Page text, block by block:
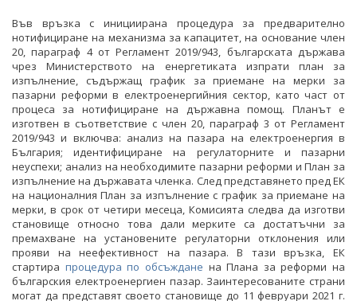
ЗА ОБЩЕСТВЕНО ОБСЪЖДАНЕ
ПРОЕКТИ ЗА ОБЩЕСТВЕНО ОБСЪЖДАНЕ
ЗАВЪРШИЛИ ПРОЦЕДУРИ ЗА ОБЩЕСТВЕНО
ОБСЪЖДАНЕ
ИНТЕРВЮТА
ПАРЛАМЕНТАРЕН КОНТРОЛ
ФОТОГАЛЕРИЯ
ВИДЕОГАЛЕРИЯ
Във връзка с инициирана процедура за предварително
нотифициране на механизма за капацитет, на основание член
20, параграф 4 от Регламент 2019/943, българската държава
чрез Министерството на енергетиката изпрати план за
изпълнение, съдържащ график за приемане на мерки за
пазарни реформи в електроенергийния сектор, като част от
процеса за нотифициране на държавна помощ. Планът е
изготвен в съответствие с член 20, параграф 3 от Регламент
2019/943 и включва: анализ на пазара на електроенергия в
България; идентифициране на регулаторните и пазарни
неуспехи; анализ на необходимите пазарни реформи и План за
изпълнение на държавата членка. След представянето пред ЕК
на националния План за изпълнение с график за приемане на
мерки, в срок от четири месеца, Комисията следва да изготви
становище относно това дали мерките са достатъчни за
премахване на установените регулаторни отклонения или
прояви на неефективност на пазара. В тази връзка, ЕК
стартира процедура по обсъждане на Плана за реформи на
българския електроенергиен пазар. Заинтересованите страни
могат да представят своето становище до 11 февруари 2021 г.